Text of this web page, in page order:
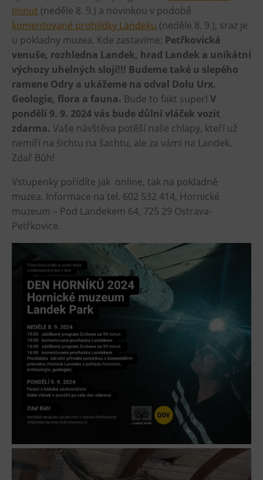
Heligonka
HopJump
Lezecká stěna
Národní zemědělské muzeum
Fajna Dilna
FUTUREUM
Prohlídky
Dolní Vítkovice
Hornické muzeum
Občerstvení
Bolt Café
Kavárna Velký Svět techniky
L’Osteria
PECKA DOV
Restaurace VP ART
Bistropen
CØKAFE Dolní Vítkovice
FUTURE café
Catering
Ubytování
Vila Liběna
minut (neděle 8. 9.) a novinkou v podobě
komentované prohlídky Landeku (neděle 8. 9.), sraz je
u pokladny muzea. Kde zastavíme: Petřkovická
venuše, rozhledna Landek, hrad Landek a unikátní
výchozy uhelných slojí!!! Budeme také u slepého
ramene Odry a ukážeme na odval Dolu Urx.
Geologie, flora a fauna. Bude to fakt super! V
pondělí 9. 9. 2024 vás bude důlní vláček vozit
zdarma. Vaše návštěva potěší naše chlapy, kteří už
nemíří na šichtu na šachtu, ale za vámi na Landek.
Zdař Bůh!
Vstupenky pořídíte jak online, tak na pokladně
muzea. Informace na tel. 602 532 414, Hornické
muzeum – Pod Landekem 64, 725 29 Ostrava-
Petřkovice.